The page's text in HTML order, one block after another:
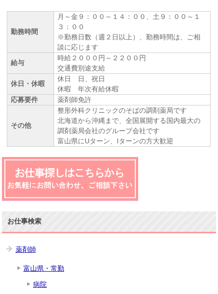
勤務時間
月～金９：００～１４：００、土９：００～１
３：００
※勤務日数（週２日以上）、勤務時間は、ご相
談に応じます
給与
時給２０００円～２２００円
交通費別途支給
休日・休暇
休日 日、祝日
休暇 年次有給休暇
応募要件
薬剤師免許
その他
整形外科クリニックのそばの調剤薬局です
北海道から沖縄まで、全国展開する国内最大の
調剤薬局会社のグループ会社です
富山県にUターン、Iターンの方大歓迎
お仕事検索
薬剤師
富山県・常勤
病院